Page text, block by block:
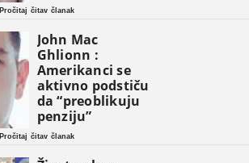
Pročitaj čitav članak
John Mac
Ghlionn :
Amerikanci se
aktivno podstiču
da “preoblikuju
penziju”
Pročitaj čitav članak